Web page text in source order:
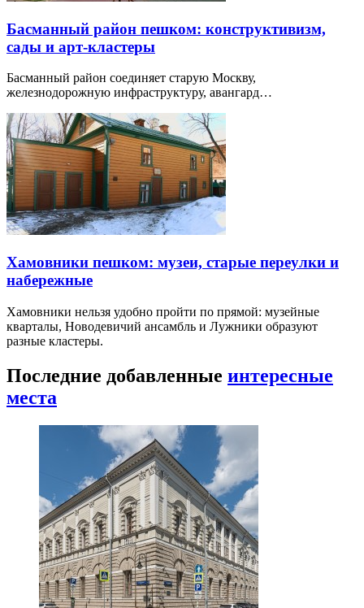
Басманный район пешком: конструктивизм,
сады и арт-кластеры
Басманный район соединяет старую Москву,
железнодорожную инфраструктуру, авангард…
Хамовники пешком: музеи, старые переулки и
набережные
Хамовники нельзя удобно пройти по прямой: музейные
кварталы, Новодевичий ансамбль и Лужники образуют
разные кластеры.
Последние добавленные интересные
места